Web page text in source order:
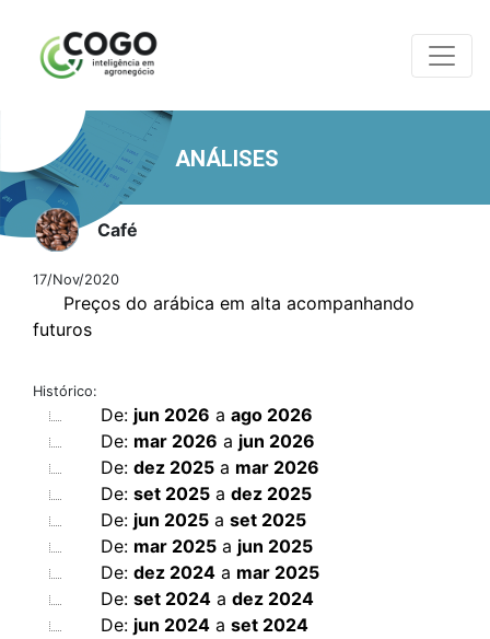
ANÁLISES
Café
17/Nov/2020
Preços do arábica em alta acompanhando
futuros
Histórico:
De: jun 2026 aago 2026
De: mar 2026 a jun 2026
De:dez 2025 a mar 2026
De:set 2025 adez 2025
De: jun 2025 aset 2025
De: mar 2025 a jun 2025
De:dez 2024 a mar 2025
De:set 2024 adez 2024
De: jun 2024 aset 2024